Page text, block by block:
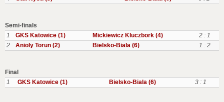
Semi-finals
1
GKS Katowice (1) Mickiewicz Kluczbork (4)
2 : 1
2
Anioly Torun (2) Bielsko-Biala (6) 1 : 2
Final
1
GKS Katowice (1) Bielsko-Biala (6) 3 : 1